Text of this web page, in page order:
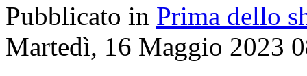
Pubblicato in Prima dello
Martedì, 16 Maggio 2023